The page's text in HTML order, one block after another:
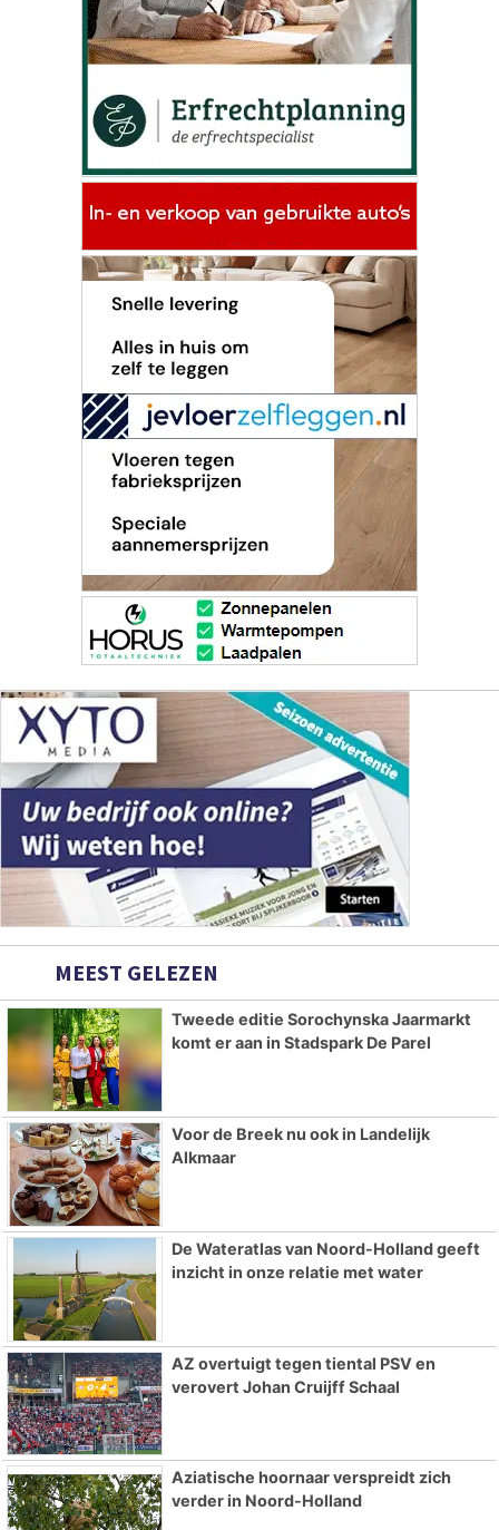
MEEST GELEZEN
Tweede editie Sorochynska Jaarmarkt
komt er aan in Stadspark De Parel
Voor de Breek nu ook in Landelijk
Alkmaar
De Wateratlas van Noord-Holland geeft
inzicht in onze relatie met water
AZ overtuigt tegen tiental PSV en
verovert Johan Cruijff Schaal
Aziatische hoornaar verspreidt zich
verder in Noord-Holland